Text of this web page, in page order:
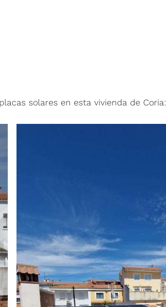
solares en esta vivienda de Coria: